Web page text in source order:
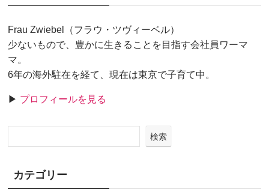
Frau Zwiebel（フラウ・ツヴィーベル）
少ないもので、豊かに生きることを目指す会社員ワーマ
マ。
6年の海外駐在を経て、現在は東京で子育て中。
▶ プロフィールを見る
検索
カテゴリー